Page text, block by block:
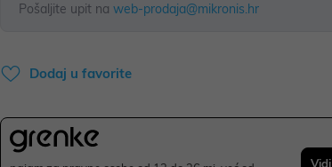
Pošaljite upit na web-prodaja@mikronis.hr
Dodaj u favorite